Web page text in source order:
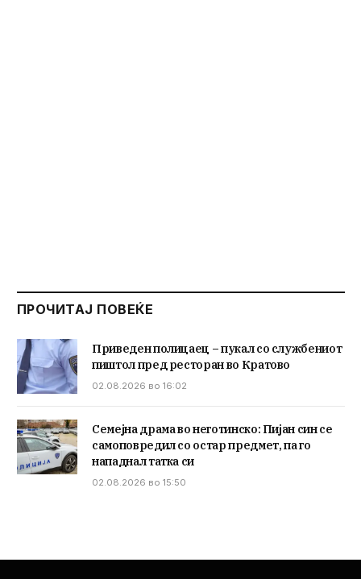
ПРОЧИТАЈ ПОВЕЌЕ
Приведен полицаец – пукал со службениот
пиштол пред ресторан во Кратово
02.08.2026 во 16:02
Семејна драма во неготинско: Пијан син се
самоповредил со остар предмет, па го
нападнал татка си
02.08.2026 во 15:50